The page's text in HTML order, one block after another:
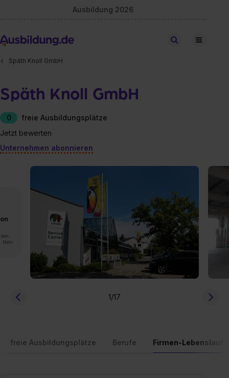
Ausbildung 2026
Stellen finden
Späth Knoll GmbH
Späth Knoll GmbH
0
freie Ausbildungsplätze
Jetzt bewerten
Unternehmen abonnieren
Mehr
1/17
freie Ausbildungsplätze Berufe Firmen-Lebenslauf